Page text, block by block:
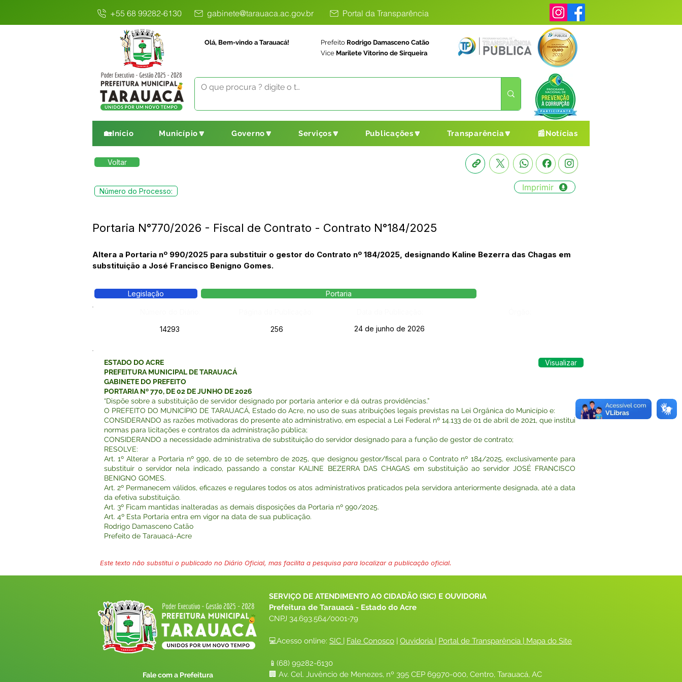
+55 68 99282-6130 gabinete@tarauaca.ac.gov.br Portal da Transparência
Olá, Bem-vindo a Tarauacá! Prefeito Rodrigo Damasceno Catão
Vice Marilete Vitorino de Sirqueira
🏡Início Município🔽 Governo🔽 Serviços🔽 Publicações🔽 Transparência🔽 📰Notícias
Voltar
Número do Processo: Imprimir
Portaria N°770/2026 - Fiscal de Contrato - Contrato N°184/2025
Altera a Portaria nº 990/2025 para substituir o gestor do Contrato nº 184/2025, designando Kaline Bezerra das Chagas em
substituição a José Francisco Benigno Gomes.
Legislação Portaria
14293
256 24 de junho de 2026
ESTADO DO ACRE
PREFEITURA MUNICIPAL DE TARAUACÁ
GABINETE DO PREFEITO
PORTARIA Nº 770, DE 02 DE JUNHO DE 2026
“Dispõe sobre a substituição de servidor designado por portaria anterior e dá outras providências.”
O PREFEITO DO MUNICÍPIO DE TARAUACÁ, Estado do Acre, no uso de suas atribuições legais previstas na Lei Orgânica do Município e:
CONSIDERANDO as razões motivadoras do presente ato administrativo, em especial a Lei Federal nº 14.133 de 01 de abril de 2021, que institui
normas para licitações e contratos da administração pública;
CONSIDERANDO a necessidade administrativa de substituição do servidor designado para a função de gestor de contrato;
RESOLVE:
Art. 1º Alterar a Portaria nº 990, de 10 de setembro de 2025, que designou gestor/fiscal para o Contrato nº 184/2025, exclusivamente para
substituir o servidor nela indicado, passando a constar KALINE BEZERRA DAS CHAGAS em substituição ao servidor JOSÉ FRANCISCO
BENIGNO GOMES.
Art. 2º Permanecem válidos, eficazes e regulares todos os atos administrativos praticados pela servidora anteriormente designada, até a data
da efetiva substituição.
Art. 3º Ficam mantidas inalteradas as demais disposições da Portaria nº 990/2025.
Art. 4º Esta Portaria entra em vigor na data de sua publicação.
Rodrigo Damasceno Catão
Prefeito de Tarauacá-Acre
Visualizar
Este texto não substitui o publicado no Diário Oficial, mas facilita a pesquisa para localizar a publicação oficial.
Fale com a Prefeitura
SERVIÇO DE ATENDIMENTO AO CIDADÃO (SIC) E OUVIDORIA
Prefeitura de Tarauacá - Estado do Acre
CNPJ 34.693.564/0001-79
💻Acesso online: SIC | Fale Conosco | Ouvidoria | Portal de Transparência | Mapa do Site
📱(68) 99282-6130
🏢 Av. Cel. Juvêncio de Menezes, nº 395 CEP 69970-000, Centro, Tarauacá, AC